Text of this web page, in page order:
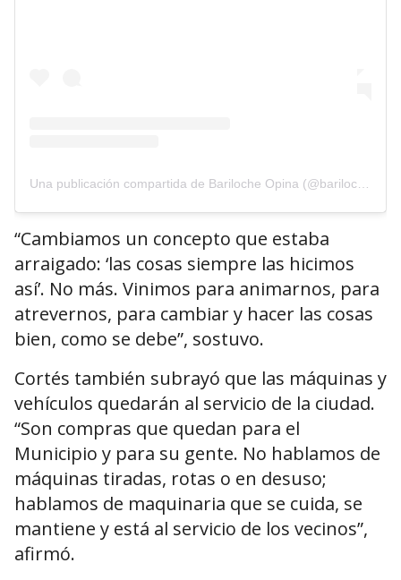
Una publicación compartida de Bariloche Opina (@barilocheopina)
“Cambiamos un concepto que estaba
arraigado: ‘las cosas siempre las hicimos
así’. No más. Vinimos para animarnos, para
atrevernos, para cambiar y hacer las cosas
bien, como se debe”, sostuvo.
Cortés también subrayó que las máquinas y
vehículos quedarán al servicio de la ciudad.
“Son compras que quedan para el
Municipio y para su gente. No hablamos de
máquinas tiradas, rotas o en desuso;
hablamos de maquinaria que se cuida, se
mantiene y está al servicio de los vecinos”,
afirmó.